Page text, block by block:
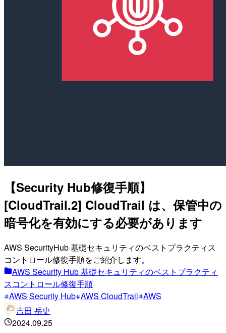
【Security Hub修復手順】
[CloudTrail.2] CloudTrail は、保管中の
暗号化を有効にする必要があります
AWS SecurityHub 基礎セキュリティのベストプラクティス
コントロール修復手順をご紹介します。
AWS Security Hub 基礎セキュリティのベストプラクティ
スコントロール修復手順
AWS Security Hub AWS CloudTrail AWS
吉田 岳史
2024.09.25